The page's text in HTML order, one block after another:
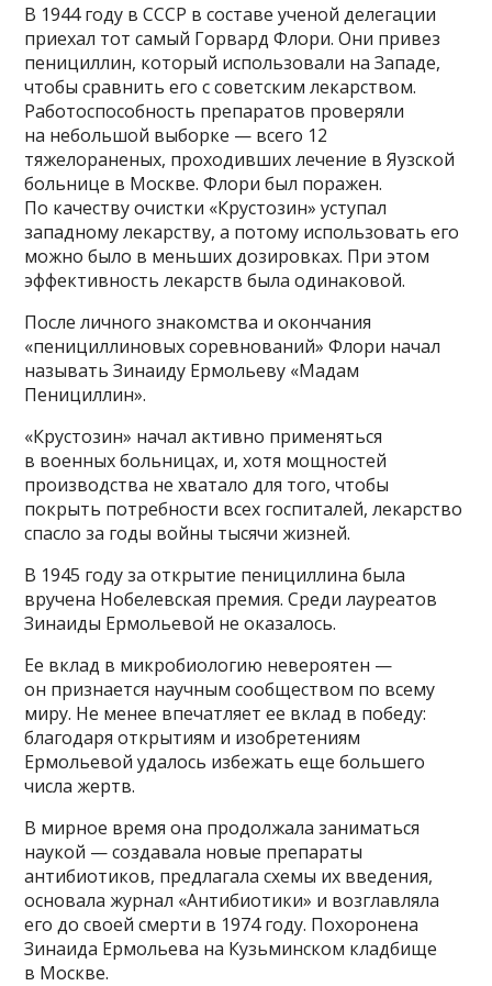
В 1944 году в СССР в составе ученой делегации
приехал тот самый Горвард Флори. Они привез
пенициллин, который использовали на Западе,
чтобы сравнить его с советским лекарством.
Работоспособность препаратов проверяли
на небольшой выборке — всего 12
тяжелораненых, проходивших лечение в Яузской
больнице в Москве. Флори был поражен.
По качеству очистки «Крустозин» уступал
западному лекарству, а потому использовать его
можно было в меньших дозировках. При этом
эффективность лекарств была одинаковой.
После личного знакомства и окончания
«пенициллиновых соревнований» Флори начал
называть Зинаиду Ермольеву «Мадам
Пенициллин».
«Крустозин» начал активно применяться
в военных больницах, и, хотя мощностей
производства не хватало для того, чтобы
покрыть потребности всех госпиталей, лекарство
спасло за годы войны тысячи жизней.
В 1945 году за открытие пенициллина была
вручена Нобелевская премия. Среди лауреатов
Зинаиды Ермольевой не оказалось.
Ее вклад в микробиологию невероятен —
он признается научным сообществом по всему
миру. Не менее впечатляет ее вклад в победу:
благодаря открытиям и изобретениям
Ермольевой удалось избежать еще большего
числа жертв.
В мирное время она продолжала заниматься
наукой — создавала новые препараты
антибиотиков, предлагала схемы их введения,
основала журнал «Антибиотики» и возглавляла
его до своей смерти в 1974 году. Похоронена
Зинаида Ермольева на Кузьминском кладбище
в Москве.